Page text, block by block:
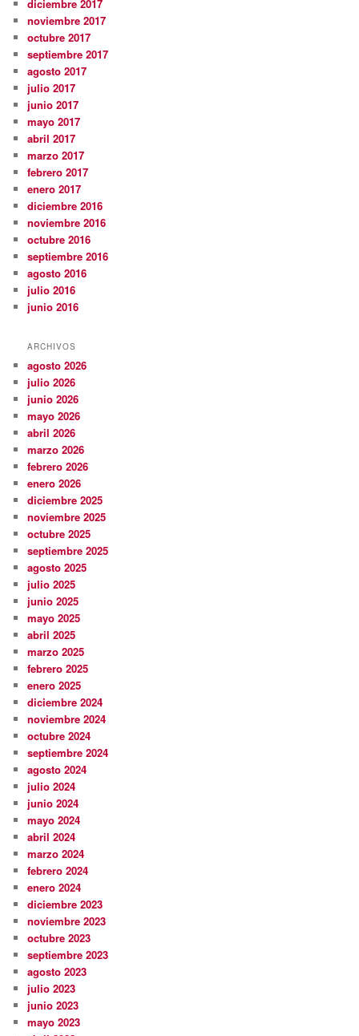
diciembre 2017
noviembre 2017
octubre 2017
septiembre 2017
agosto 2017
julio 2017
junio 2017
mayo 2017
abril 2017
marzo 2017
febrero 2017
enero 2017
diciembre 2016
noviembre 2016
octubre 2016
septiembre 2016
agosto 2016
julio 2016
junio 2016
ARCHIVOS
agosto 2026
julio 2026
junio 2026
mayo 2026
abril 2026
marzo 2026
febrero 2026
enero 2026
diciembre 2025
noviembre 2025
octubre 2025
septiembre 2025
agosto 2025
julio 2025
junio 2025
mayo 2025
abril 2025
marzo 2025
febrero 2025
enero 2025
diciembre 2024
noviembre 2024
octubre 2024
septiembre 2024
agosto 2024
julio 2024
junio 2024
mayo 2024
abril 2024
marzo 2024
febrero 2024
enero 2024
diciembre 2023
noviembre 2023
octubre 2023
septiembre 2023
agosto 2023
julio 2023
junio 2023
mayo 2023